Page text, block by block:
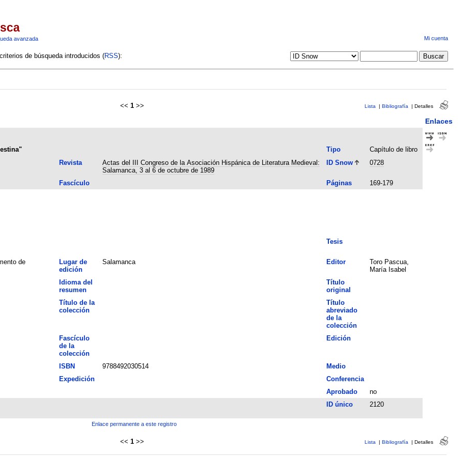
avanzada Mi cuenta
de búsqueda introducidos (RSS):
<< 1 >> Lista | Bibliografía | Detalles
Enlaces
Tipo
Capítulo de libro
Revista
Actas del III Congreso de la Asociación Hispánica de Literatura Medieval:
Salamanca, 3 al 6 de octubre de 1989
ID Snow 0728
Fascículo Páginas
169-179
Tesis
de
Lugar de
edición
Salamanca Editor
Toro Pascua,
María Isabel
Idioma del
resumen
Título
original
Título de la
colección
Título
abreviado
de la
colección
Fascículo
de la
colección
Edición
ISBN 9788492030514
Medio
Expedición
Conferencia
Aprobado
no
ID único 2120
Enlace permanente a este registro
<< 1 >> Lista | Bibliografía | Detalles